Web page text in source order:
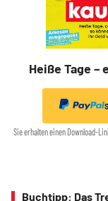
Heiße Tage
Sie erhalten einen Download-
Buchtipp: Das